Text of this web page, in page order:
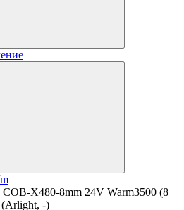
COB-X480-8mm 24V Warm3500 (8
(Arlight, -)